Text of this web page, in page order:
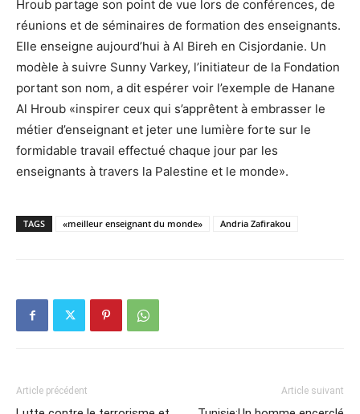
Hroub partage son point de vue lors de conférences, de
réunions et de séminaires de formation des enseignants.
Elle enseigne aujourd’hui à Al Bireh en Cisjordanie. Un
modèle à suivre Sunny Varkey, l’initiateur de la Fondation
portant son nom, a dit espérer voir l’exemple de Hanane
Al Hroub «inspirer ceux qui s’apprêtent à embrasser le
métier d’enseignant et jeter une lumière forte sur le
formidable travail effectué chaque jour par les
enseignants à travers la Palestine et le monde».
TAGS «meilleur enseignant du monde» Andria Zafirakou
Article précédent Article suivant